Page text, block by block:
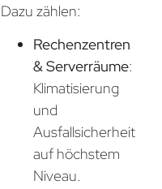
Dazu zählen:
Rechenzentren
& Serverräume:
Klimatisierung
und
Ausfallsicherheit
auf höchstem
Niveau.